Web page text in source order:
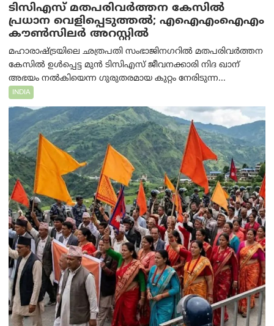
ടിസിഎസ് മതപരിവർത്തന കേസിൽ
പ്രധാന വെളിപ്പെടുത്തൽ; എഐഎംഐഎം
കൗൺസിലർ അറസ്റ്റിൽ
മഹാരാഷ്ട്രയിലെ ഛത്രപതി സംഭാജിനഗറിൽ മതപരിവർത്തന
കേസിൽ ഉൾപ്പെട്ട മുൻ ടിസിഎസ് ജീവനക്കാരി നിദ ഖാന്
അഭയം നൽകിയെന്ന ഗുരുതരമായ കുറ്റം നേരിടുന്ന...
INDIA